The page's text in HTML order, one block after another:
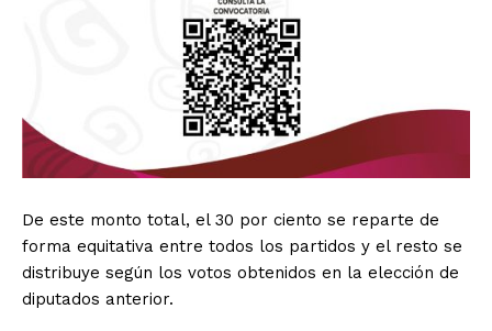
De este monto total, el 30 por ciento se reparte de
forma equitativa entre todos los partidos y el resto se
distribuye según los votos obtenidos en la elección de
diputados anterior.